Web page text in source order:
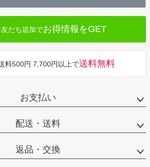
へ
だち追加でお得情報をGET
料500円 7,700円以上で送料無料
お支払い
配送・送料
返品・交換